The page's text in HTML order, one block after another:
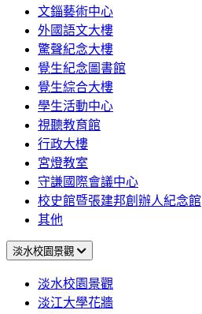
文錙藝術中心
外國語文大樓
驚聲紀念大樓
覺生紀念圖書館
覺生綜合大樓
學生活動中心
視聽教育館
行政大樓
宮燈教室
守謙國際會議中心
校史館暨張建邦創辦人紀念館
其他
淡水校園景觀
淡水校園景觀
淡江大學花牆